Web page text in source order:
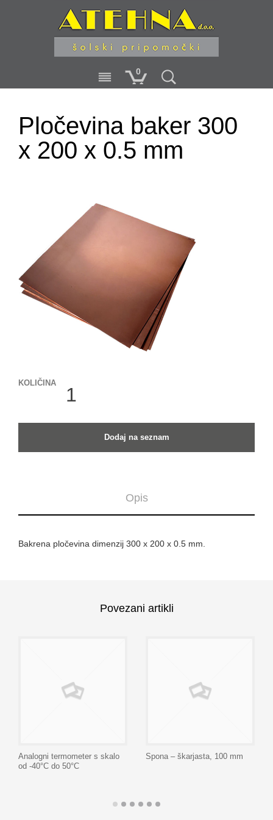
0
Pločevina baker 300
x 200 x 0.5 mm
KOLIČINA
Dodaj na seznam
Opis
Bakrena pločevina dimenzij 300 x 200 x 0.5 mm.
Povezani artikli
Analogni termometer s skalo
od -40°C do 50°C
Spona – škarjasta, 100 mm